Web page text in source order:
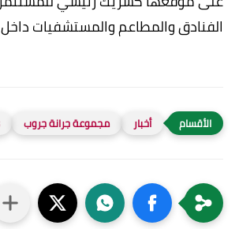
الفنادق والمطاعم والمستشفيات
أخبار مجموعة جرانة جروب